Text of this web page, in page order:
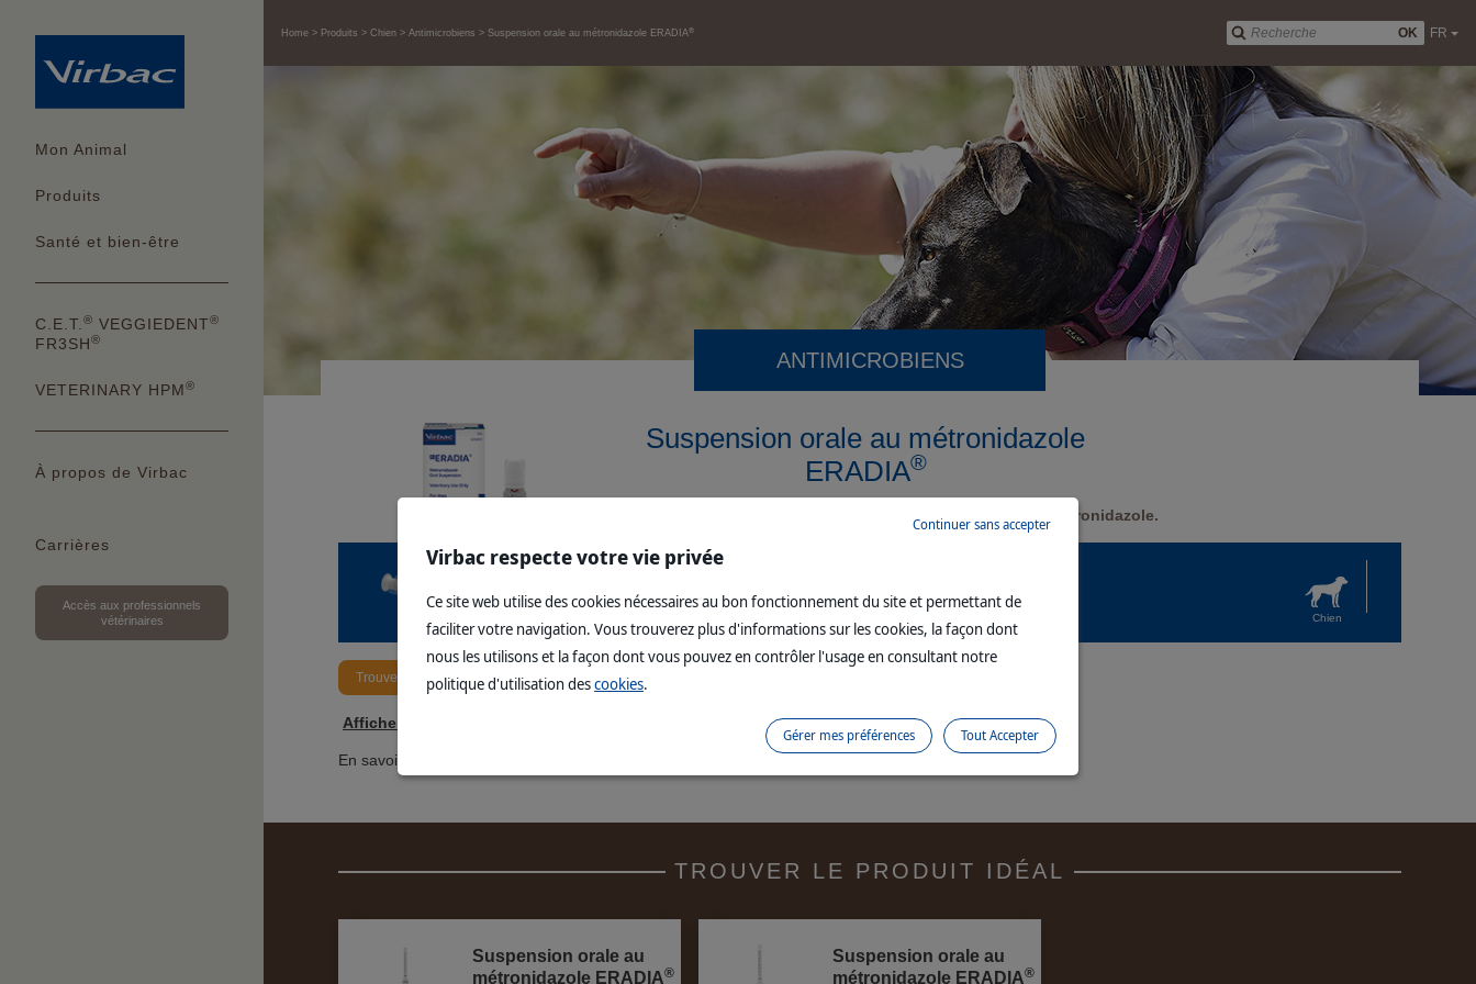
Mon Animal
Produits
Santé et bien-être
C.E.T.® VEGGIEDENT®
FR3SH®
VETERINARY HPM®
À propos de Virbac
Carrières
Accès aux professionnels
vétérinaires
OK FR
Home Produits Chien Antimicrobiens Suspension orale au métronidazole ERADIA®
ANTIMICROBIENS
Suspension orale au métronidazole
ERADIA®
La suspension orale au métronidazole ERADIA contient du métronidazole.
Chien
Trouver le produit idéal
Afficher l'étiquette du produit bilingue pour la suspension orale au métronidazole ERADIA
En savoir plus
TROUVER LE PRODUIT IDÉAL
Suspension orale au
métronidazole ERADIA®
Suspension orale au
métronidazole ERADIA®
Virbac respecte votre vie privée
Ce site web utilise des cookies nécessaires au bon fonctionnement du site et permettant de
faciliter votre navigation. Vous trouverez plus d'informations sur les cookies, la façon dont
nous les utilisons et la façon dont vous pouvez en contrôler l'usage en consultant notre
politique d'utilisation descookies.
Continuer sans accepter
Tout Accepter
Gérer mes préférences